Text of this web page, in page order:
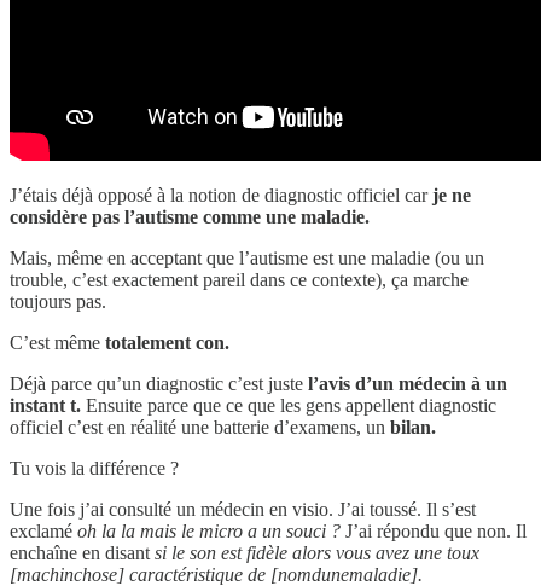
J’étais déjà opposé à la notion de diagnostic officiel carje ne
considère pas l’autisme comme une maladie.
Mais, même en acceptant que l’autisme est une maladie (ou un
trouble, c’est exactement pareil dans ce contexte), ça marche
toujours pas.
C’est même totalement con.
Déjà parce qu’un diagnostic c’est juste l’avis d’un médecin à un
instant t. Ensuite parce que ce que les gens appellent diagnostic
officiel c’est en réalité une batterie d’examens, un bilan.
Tu vois la différence ?
Une fois j’ai consulté un médecin en visio. J’ai toussé. Il s’est
exclamé oh la la mais le micro a un souci ? J’ai répondu que non. Il
enchaîne en disant si le son est fidèle alors vous avez une toux
[machinchose] caractéristique de [nomdunemaladie].